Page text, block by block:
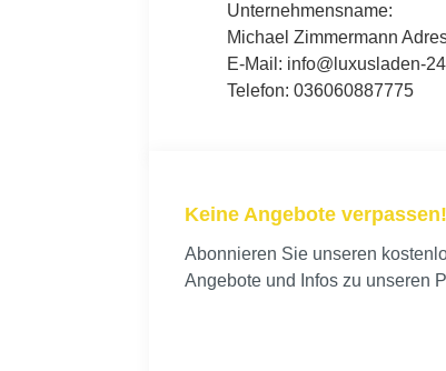
Unternehmensname:
Michael Zimmermann
E-Mail: info@luxusladen-
Telefon: 036060887775
Keine Angebote verpassen!
Abonnieren Sie unseren
Angebote und Infos zu unseren